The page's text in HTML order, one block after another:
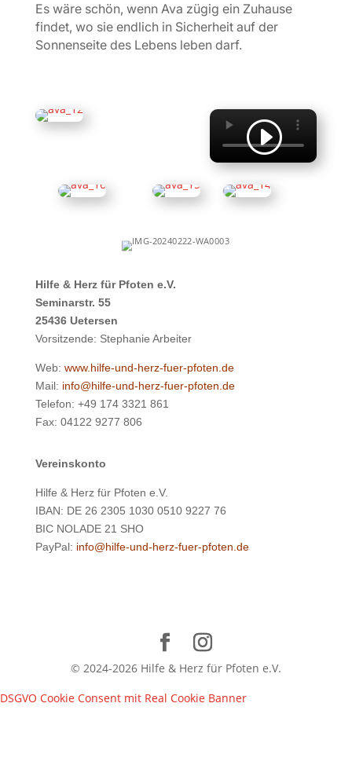
Es wäre schön, wenn Ava zügig ein Zuhause
findet, wo sie endlich in Sicherheit auf der
Sonnenseite des Lebens leben darf.
Hilfe & Herz für Pfoten e.V.
Seminarstr. 55
25436 Uetersen
Vorsitzende: Stephanie Arbeiter
Web: www.hilfe-und-herz-fuer-pfoten.de
Mail: info@hilfe-und-herz-fuer-pfoten.de
Telefon: +49 174 3321 861
Fax: 04122 9277 806
Vereinskonto
Hilfe & Herz für Pfoten e.V.
IBAN: DE 26 2305 1030 0510 9227 76
BIC NOLADE 21 SHO
PayPal: info@hilfe-und-herz-fuer-pfoten.de
© 2024-2026 Hilfe & Herz für Pfoten e.V.
DSGVO Cookie Consent mit Real Cookie Banner